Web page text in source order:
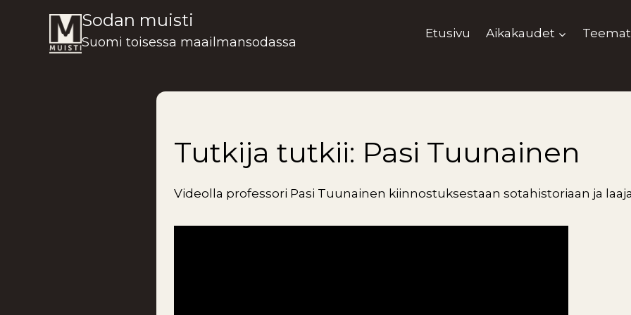
Sodan muisti
Suomi toisessa maailmansodassa
Etusivu Aikakaudet Teemat
Tutkija tutkii: Pasi Tuunainen
Videolla professori Pasi Tuunainen kiinnostuksestaan sotahistoriaan ja